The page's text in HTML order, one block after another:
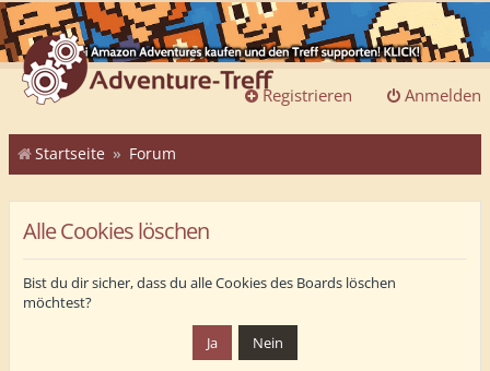
Anmelden
Registrieren
Startseite Forum
Alle Cookies löschen
Bist du dir sicher, dass du alle Cookies des Boards löschen
möchtest?